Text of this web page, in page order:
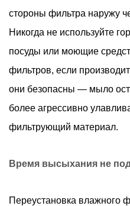
стороны фильтра наружу
Никогда не используйте
посуды или моющие
фильтров, если
они безопасны — мыло
более агрессивно
фильтрующий материал.
Время высыхания не
Переустановка влажного